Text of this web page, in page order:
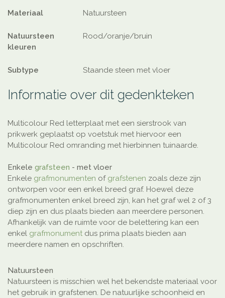
Materiaal Natuursteen
Natuursteen
kleuren
Rood/oranje/bruin
Subtype Staande steen met vloer
Informatie over dit gedenkteken
Multicolour Red letterplaat met een sierstrook van
prikwerk geplaatst op voetstuk met hiervoor een
Multicolour Red omranding met hierbinnen tuinaarde.
Enkele grafsteen - met vloer
Enkele grafmonumenten of grafstenen zoals deze zijn
ontworpen voor een enkel breed graf. Hoewel deze
grafmonumenten enkel breed zijn, kan het graf wel 2 of 3
diep zijn en dus plaats bieden aan meerdere personen.
Afhankelijk van de ruimte voor de belettering kan een
enkel grafmonument dus prima plaats bieden aan
meerdere namen en opschriften.
Natuursteen
Natuursteen is misschien wel het bekendste materiaal voor
het gebruik in grafstenen. De natuurlijke schoonheid en